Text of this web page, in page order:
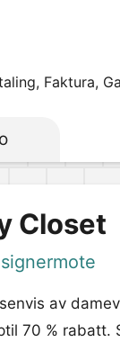
Faktura,
Closet
av
70 %